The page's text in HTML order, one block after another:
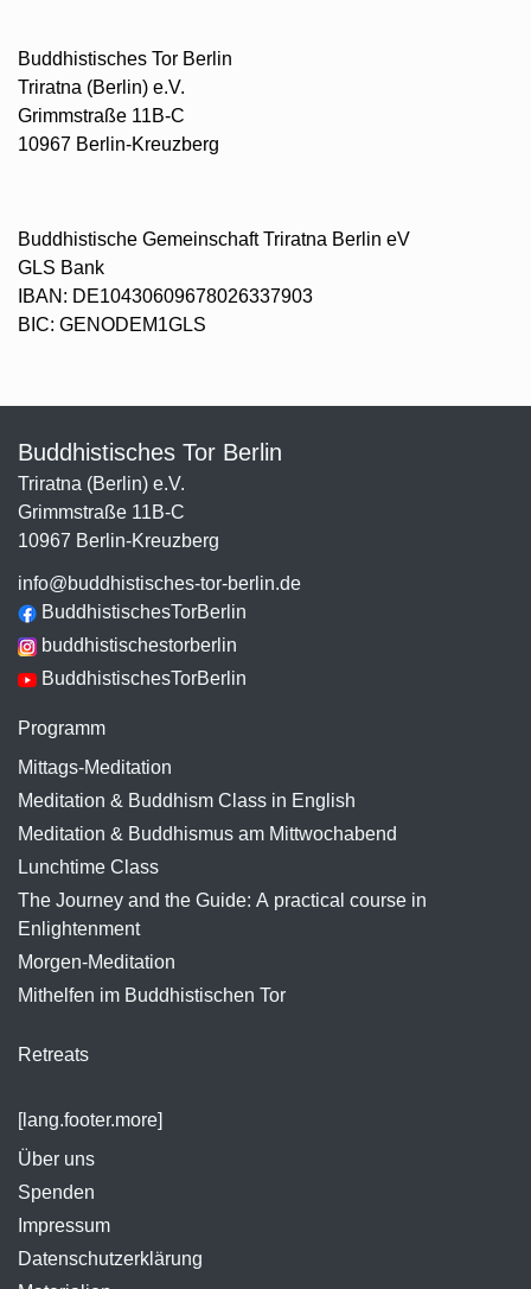
Buddhistisches Tor Berlin
Triratna (Berlin) e.V.
Grimmstraße 11B-C
10967 Berlin-Kreuzberg
Buddhistische Gemeinschaft Triratna Berlin eV
GLS Bank
IBAN: DE10430609678026337903
BIC: GENODEM1GLS
Buddhistisches Tor Berlin
Triratna (Berlin) e.V.
Grimmstraße 11B-C
10967 Berlin-Kreuzberg
info@buddhistisches-tor-berlin.de
BuddhistischesTorBerlin
buddhistischestorberlin
BuddhistischesTorBerlin
Programm
Mittags-Meditation
Meditation & Buddhism Class in English
Meditation & Buddhismus am Mittwochabend
Lunchtime Class
The Journey and the Guide: A practical course in
Enlightenment
Morgen-Meditation
Mithelfen im Buddhistischen Tor
Retreats
[lang.footer.more]
Über uns
Spenden
Impressum
Datenschutzerklärung